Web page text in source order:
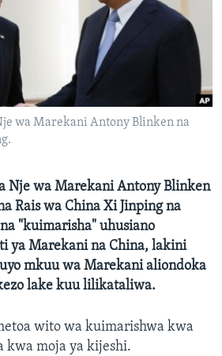
wa Marekani Antony Blinken na
Nje wa Marekani Antony Blinken
Rais wa China Xi Jinping na
"kuimarisha" uhusiano
ya Marekani na China, lakini
mkuu wa Marekani aliondoka
lake kuu lilikataliwa.
wito wa kuimarishwa kwa
kwa moja ya kijeshi.